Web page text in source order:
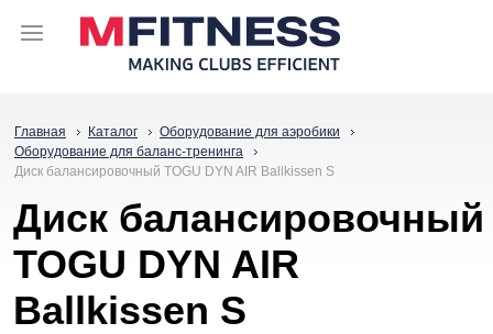
Главная Каталог
Оборудование для аэробики
Оборудование для баланс-тренинга
Диск балансировочный TOGU DYN AIR Ballkissen S
Диск балансировочный
TOGU DYN AIR
Ballkissen S